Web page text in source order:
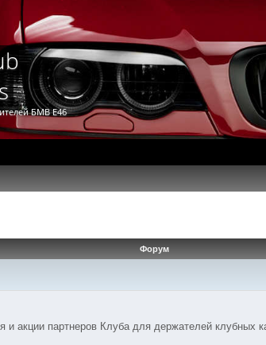
БМВ Е46
Форум
и акции партнеров Клуба для держателей клубных